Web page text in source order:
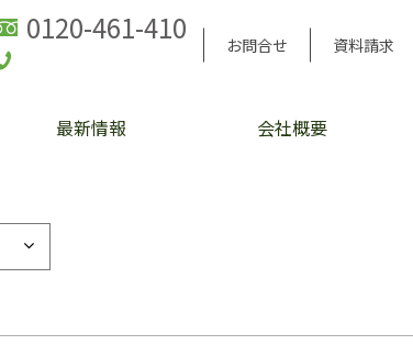
0120-461-410 お問合せ 資料請求
最新情報 会社概要